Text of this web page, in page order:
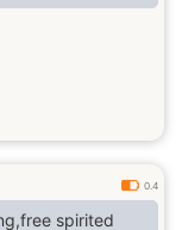
0.4
spirited